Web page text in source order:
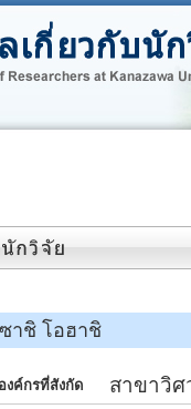
าชิ โอฮาชิ
องค์กรที่สังกัด สาขาวิศ